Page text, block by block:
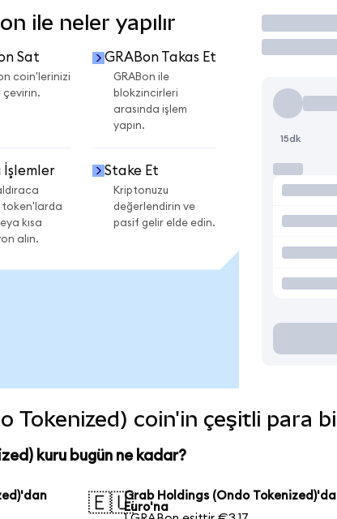
ile neler yapılır
Sat
coin'lerinizi
çevirin.
GRABon Takas Et
GRABon ile
blokzincirleri
arasında işlem
yapın.
İşlemler
token'larda
kısa
alın.
Stake Et
Kriptonuzu
değerlendirin ve
pasif gelir elde edin.
İşlem
15dk
Tokenized) coin'in çeşitli para
kuru bugün ne kadar?
🇪🇺Grab Holdings (Ondo
Euro'na